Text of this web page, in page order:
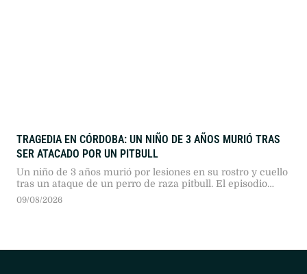
TRAGEDIA EN CÓRDOBA: UN NIÑO DE 3 AÑOS MURIÓ TRAS
SER ATACADO POR UN PITBULL
Un niño de 3 años murió por lesiones en su rostro y cuello
tras un ataque de un perro de raza pitbull. El episodio
ocurrió durante la tarde en una vivienda de barrio Suárez,
09/08/2026